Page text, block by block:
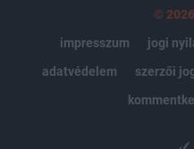
©
impresszum
jogi
adatvédelem
szerzői